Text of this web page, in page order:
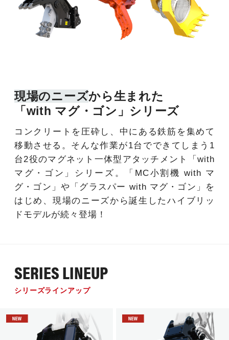
現場のニーズから生まれた
「with マグ・ゴン」シリーズ
コンクリートを圧砕し、中にある鉄筋を集めて
移動させる。そんな作業が1台でできてしまう1
台2役のマグネット一体型アタッチメント「with
マグ・ゴン」シリーズ。「MC小割機 with マ
グ・ゴン」や「グラスパー with マグ・ゴン」を
はじめ、現場のニーズから誕生したハイブリッ
ドモデルが続々登場！
SERIES LINEUP
シリーズラインアップ